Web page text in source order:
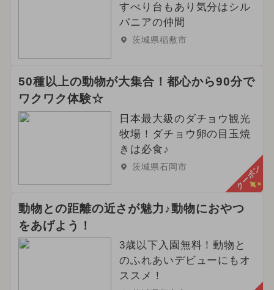
すべり台もあり気分はシル
バニアの仲間
茨城県稲敷市
50種以上の動物が大集合！都心から90分で
ワクワク体験☆
日本最大級のダチョウ観光
牧場！ダチョウ卵の目玉焼
きは必食♪
茨城県石岡市 クーポン
動物との距離の近さが魅力♪動物におやつ
をあげよう！
3歳以下入園無料！動物と
のふれあいデビューにもオ
ススメ！